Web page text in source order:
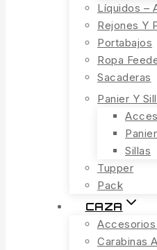
Líquidos –
Rejones Y
Portabajos
Ropa
Sacaderas
Panier Y
Panier
Sillas
Tupper
Pack
CAZA
Accesorios
Carabinas